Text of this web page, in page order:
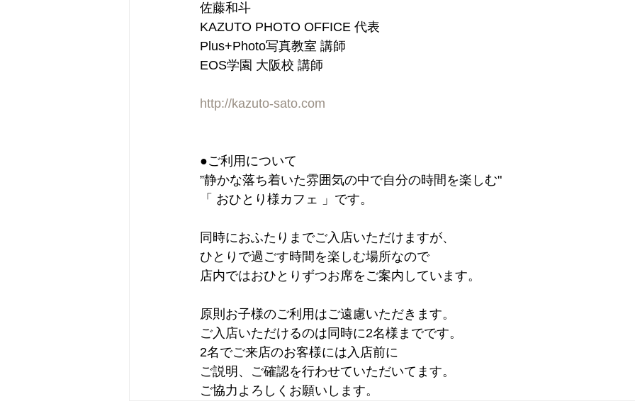
佐藤和斗
KAZUTO PHOTO OFFICE 代表
Plus+Photo写真教室 講師
EOS学園 大阪校 講師
http://kazuto-sato.com
●ご利用について
”静かな落ち着いた雰囲気の中で自分の時間を楽しむ"
「 おひとり様カフェ 」です。
同時におふたりまでご入店いただけますが、
ひとりで過ごす時間を楽しむ場所なので
店内ではおひとりずつお席をご案内しています。
原則お子様のご利用はご遠慮いただきます。
ご入店いただけるのは同時に2名様までです。
2名でご来店のお客様には入店前に
ご説明、ご確認を行わせていただいてます。
ご協力よろしくお願いします。